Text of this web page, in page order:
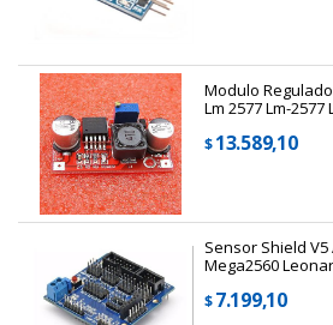
Modulo
Lm 2577 Lm-2577
$13.589,10
Sensor Shield
Mega2560
$7.199,10